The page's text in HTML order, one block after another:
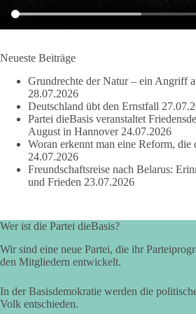
#dieBasis #Wasserverbot #Propaganda
219 7 55
DieBasis
1 Tag zuvor
Wusstest du, dass Kooperation in
als eine feste Koalition?
Regierungsverantwortung, feste
dauerhafte Bindungen. Kooperation in
dagegen: Ein Vorschlag wird einzeln
🟩🟩🟦🟦🟥🟥🟧🟧
Neueste Beiträge
Grundrechte der Natur – ein Angriff
28.07.2026
Deutschland übt den Ernstfall
Partei dieBasis veranstaltet
August in Hannover 24.07.2026
Woran erkennt man eine Reform, die
24.07.2026
Freundschaftsreise nach Belarus:
und Frieden 23.07.2026
Wer ist die Partei dieBasis?
Wir sind eine neue Partei, die ihr
den Mitgliedern entwickelt.
In der Basisdemokratie werden die
Volk entschieden.